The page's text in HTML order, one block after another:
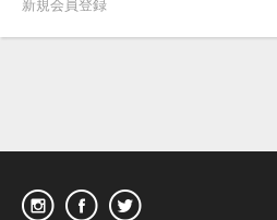
新規会員登録